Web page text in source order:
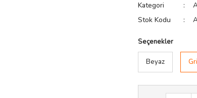
Kategori
Stok Kodu
Seçenekler
Beyaz Gri